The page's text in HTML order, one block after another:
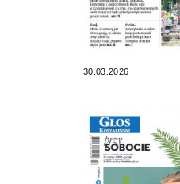
30.03.2026